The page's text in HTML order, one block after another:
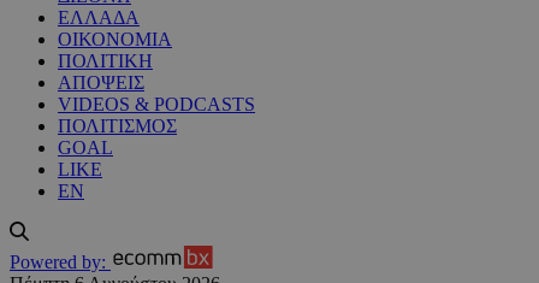
ΕΛΛΑΔΑ
ΟΙΚΟΝΟΜΙΑ
ΠΟΛΙΤΙΚΗ
ΑΠΟΨΕΙΣ
VIDEOS & PODCASTS
ΠΟΛΙΤΙΣΜΟΣ
GOAL
LIKE
EN
Powered by: